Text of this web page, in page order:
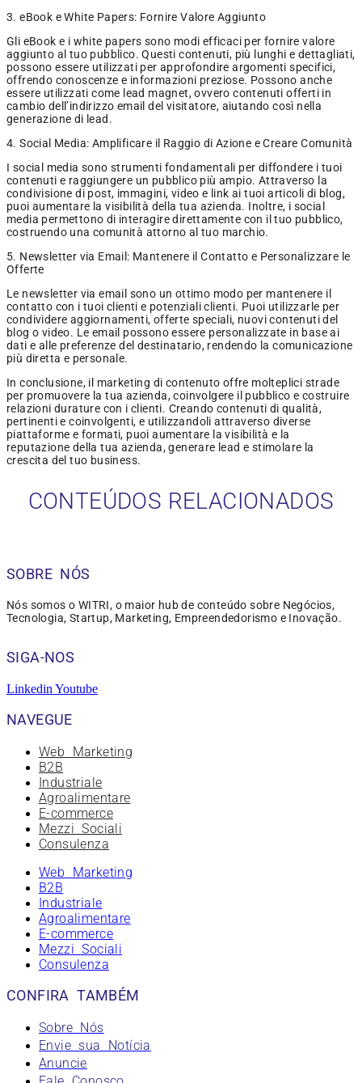
3. eBook e White Papers: Fornire Valore Aggiunto
Gli eBook e i white papers sono modi efficaci per fornire valore
aggiunto al tuo pubblico. Questi contenuti, più lunghi e dettagliati,
possono essere utilizzati per approfondire argomenti specifici,
offrendo conoscenze e informazioni preziose. Possono anche
essere utilizzati come lead magnet, ovvero contenuti offerti in
cambio dell’indirizzo email del visitatore, aiutando così nella
generazione di lead.
4. Social Media: Amplificare il Raggio di Azione e Creare Comunità
I social media sono strumenti fondamentali per diffondere i tuoi
contenuti e raggiungere un pubblico più ampio. Attraverso la
condivisione di post, immagini, video e link ai tuoi articoli di blog,
puoi aumentare la visibilità della tua azienda. Inoltre, i social
media permettono di interagire direttamente con il tuo pubblico,
costruendo una comunità attorno al tuo marchio.
5. Newsletter via Email: Mantenere il Contatto e Personalizzare le
Offerte
Le newsletter via email sono un ottimo modo per mantenere il
contatto con i tuoi clienti e potenziali clienti. Puoi utilizzarle per
condividere aggiornamenti, offerte speciali, nuovi contenuti del
blog o video. Le email possono essere personalizzate in base ai
dati e alle preferenze del destinatario, rendendo la comunicazione
più diretta e personale.
In conclusione, il marketing di contenuto offre molteplici strade
per promuovere la tua azienda, coinvolgere il pubblico e costruire
relazioni durature con i clienti. Creando contenuti di qualità,
pertinenti e coinvolgenti, e utilizzandoli attraverso diverse
piattaforme e formati, puoi aumentare la visibilità e la
reputazione della tua azienda, generare lead e stimolare la
crescita del tuo business.
CONTEÚDOS RELACIONADOS
SOBRE NÓS
Nós somos o WITRI, o maior hub de conteúdo sobre Negócios,
Tecnologia, Startup, Marketing, Empreendedorismo e Inovação.
SIGA-NOS
Linkedin Youtube
NAVEGUE
Web Marketing
B2B
Industriale
Agroalimentare
E-commerce
Mezzi Sociali
Consulenza
Web Marketing
B2B
Industriale
Agroalimentare
E-commerce
Mezzi Sociali
Consulenza
CONFIRA TAMBÉM
Sobre Nós
Envie sua Notícia
Anuncie